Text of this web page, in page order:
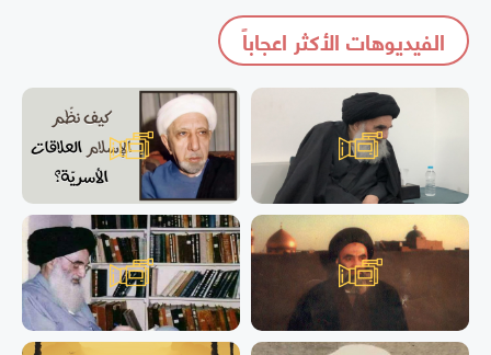
الفيديوهات الأكثر اعجاباً